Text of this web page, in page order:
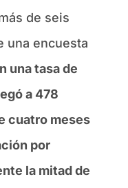
de seis
una encuesta
una tasa de
a 478
cuatro meses
por
la mitad de